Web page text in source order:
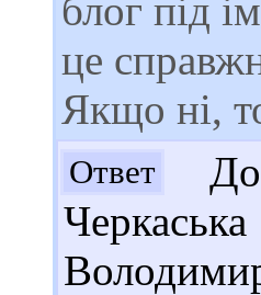
блог під
це
Якщо ні,
Ответ